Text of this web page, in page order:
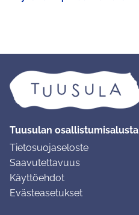
Tuusulan osallistumisalusta
Tietosuojaseloste
Saavutettavuus
Käyttöehdot
Evästeasetukset